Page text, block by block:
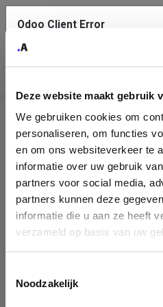
Deze website maakt gebruik
We gebruiken cookies om
personaliseren, om functies
en om ons websiteverkeer te
informatie over uw gebruik
partners voor social media,
partners kunnen deze
informatie die u aan ze heeft
verzameld op basis van uw
Noodzakelijk
Company
Identification
Please fill in your
You can search a company in our
enterprise ID. When a company is
form. If you don't find your
Odoo Client Error
service.
See details
Ok